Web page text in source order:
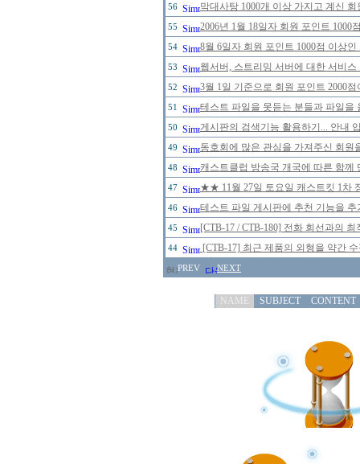
56 막대사탕 1000개 이상 가지고 계신
55 2006년 1월 18일자 회원 포인트
54 8월 6일자 회원 포인트 1000점 이상
53 웹서버, 스트리밍 서버에 대한 서비
52 3월 1일 기준으로 회원 포인트 2000
51 테스트 파일을 못듣는 분들과 파일
50 게시판의 검색기능 활용하기... 안내
49 동호회에 많은 관심을 가져주신 회
48 캐스트클럽 방송국 개국에 따른 함
47 ★★ 11월 27일 토요일 캐스트킷 1
46 테스트 파일 게시판에 추천 기능을
45 [CTB-17 / CTB-180] 전화 회선과의
44 [CTB-17] 최근 제품의 외형을 약간
PREV NEXT